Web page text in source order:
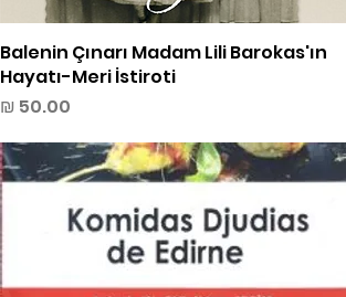
תצוגה מהירה
Balenin Çınarı Madam Lili Barokas'ın
Hayatı-Meri İstiroti
מחיר